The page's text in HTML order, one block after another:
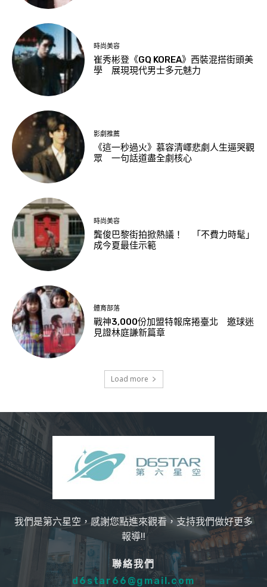
時尚美容
崔秀彬登《GQ KOREA》西裝混搭街頭美
學 展現現代男士多元魅力
影劇推薦
《這一秒過火》慕容清嶧悲劇人生逼哭觀
眾 一句話道盡全劇核心
時尚美容
龔俊巴黎街拍掀熱議！ 「不費力時髦」
成今夏最佳示範
體育部落
戰神3,000份加盟特報席捲臺北 邀球迷
見證林庭謙新篇章
Load more
我們是第六星空，感謝您點進來觀看，支持我們做好更多
報導!!
聯絡我們
d6star66@gmail.com